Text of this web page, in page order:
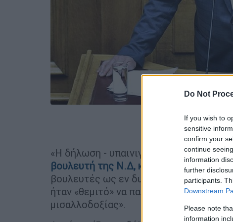
Do Not
If you wish to
sensitive
confirm your
continue
information
further
participants.
Downstream
Please note
information
Προσθέστε
«Η δήλωση - υπαινιγμός του
βουλευτή της Ν.Δ, κ. Αθανασίουμε την
βουλευτές ως εν δυνάμει υπόπτους
ήταν «θεμιτό» να παρακολουθούνται,
μισαλλοδοξίας».